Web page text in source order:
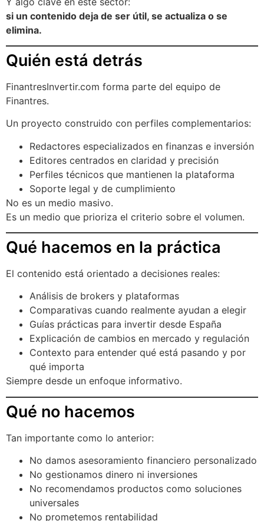
si un contenido deja de ser útil, se actualiza o se
elimina.
Quién está detrás
FinantresInvertir.com forma parte del equipo de
Finantres.
Un proyecto construido con perfiles complementarios:
Redactores especializados en finanzas e inversión
Editores centrados en claridad y precisión
Perfiles técnicos que mantienen la plataforma
Soporte legal y de cumplimiento
No es un medio masivo.
Es un medio que prioriza el criterio sobre el volumen.
Qué hacemos en la práctica
El contenido está orientado a decisiones reales:
Análisis de brokers y plataformas
Comparativas cuando realmente ayudan a elegir
Guías prácticas para invertir desde España
Explicación de cambios en mercado y regulación
Contexto para entender qué está pasando y por
qué importa
Siempre desde un enfoque informativo.
Qué no hacemos
Tan importante como lo anterior:
No damos asesoramiento financiero personalizado
No gestionamos dinero ni inversiones
No recomendamos productos como soluciones
universales
No prometemos rentabilidad